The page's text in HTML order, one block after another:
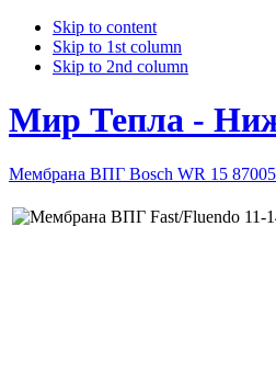
Skip to content
Skip to 1st column
Skip to 2nd column
Мир Тепла -
Мембрана ВПГ Bosch WR 15